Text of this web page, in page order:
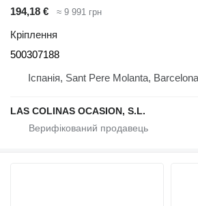
194,18 €
≈ 9 991 грн
Кріплення
500307188
Іспанія, Sant Pere Molanta, Barcelona
LAS COLINAS OCASION, S.L.